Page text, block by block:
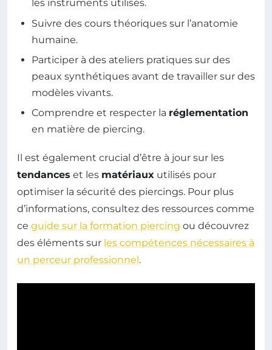
les instruments utilisés.
Suivre des cours théoriques sur l’anatomie
humaine.
Participer à des ateliers pratiques sur des
peaux synthétiques avant de travailler sur des
modèles vivants.
Comprendre et respecter la réglementation
en matière de piercing.
Il est également crucial d’être à jour sur les
tendances et les matériaux utilisés pour
optimiser la sécurité des piercings. Pour plus
d’informations, consultez des ressources comme
ce guide sur la formation piercing ou découvrez
des éléments sur les compétences nécessaires à
un perceur professionnel .